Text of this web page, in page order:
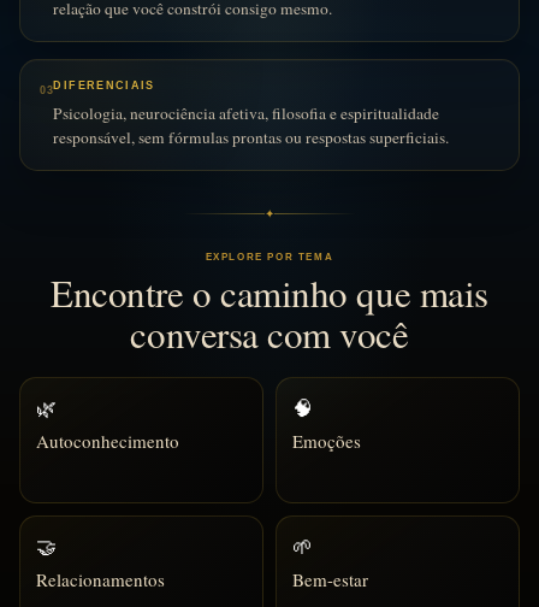
relação que você constrói consigo mesmo.
03DIFERENCIAIS
Psicologia, neurociência afetiva, filosofia e espiritualidade
responsável, sem fórmulas prontas ou respostas superficiais.
✦
EXPLORE POR TEMA
Encontre o caminho que mais
conversa com você
🌿
Autoconhecimento
🧠
Emoções
🤝
Relacionamentos
🌱
Bem-estar